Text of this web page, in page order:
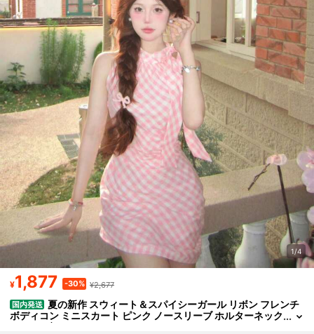
1/4
¥1,877 -30% ¥2,677
国内発送 夏の新作 スウィート＆スパイシーガール リボン フレンチ
ボディコン ミニスカート ピンク ノースリーブ ホルターネック
チェック柄ドレス レディース INS